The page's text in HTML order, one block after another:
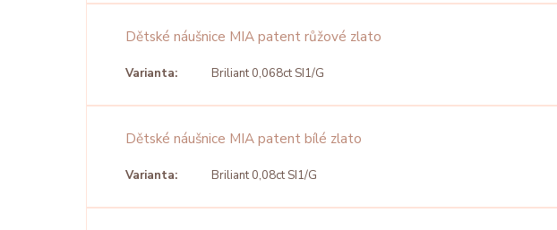
Dětské náušnice MIA patent růžové zlato
Varianta: Briliant 0,068ct SI1/G
Dětské náušnice MIA patent bílé zlato
Varianta: Briliant 0,08ct SI1/G